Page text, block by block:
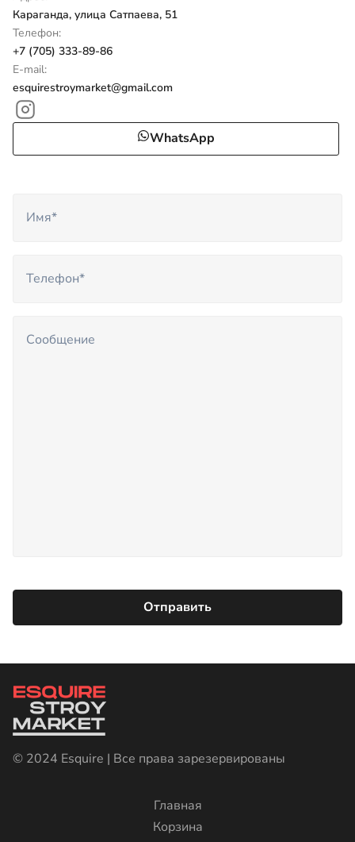
Караганда, улица Сатпаева, 51
Телефон:
+7 (705) 333-89-86
E-mail:
esquirestroymarket@gmail.com
WhatsApp
© 2024 Esquire | Все права зарезервированы
Главная
Корзина